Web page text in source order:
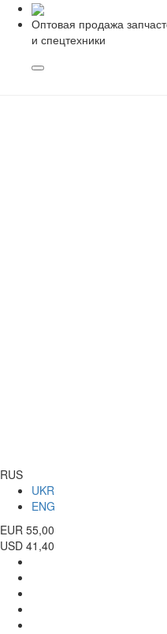
Оптовая продажа
и спецтехники
RUS
UKR
ENG
EUR 55,00
USD 41,40